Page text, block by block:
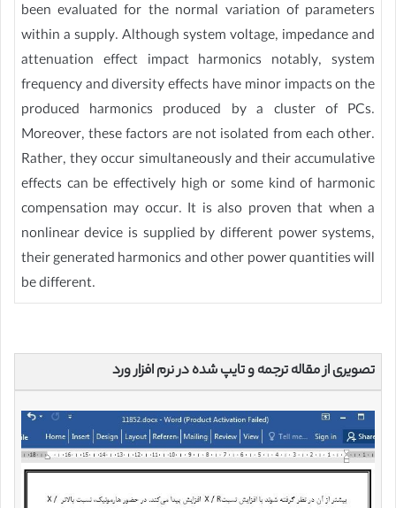
been evaluated for the normal variation of parameters
within a supply. Although system voltage, impedance and
attenuation effect impact harmonics notably, system
frequency and diversity effects have minor impacts on the
produced harmonics produced by a cluster of PCs.
Moreover, these factors are not isolated from each other.
Rather, they occur simultaneously and their accumulative
effects can be effectively high or some kind of harmonic
compensation may occur. It is also proven that when a
nonlinear device is supplied by different power systems,
their generated harmonics and other power quantities will
be different.
تصویری از مقاله ترجمه و تایپ شده در نرم افزار ورد